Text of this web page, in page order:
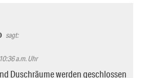
sagt:
a.m. Uhr
Duschräume werden geschlossen